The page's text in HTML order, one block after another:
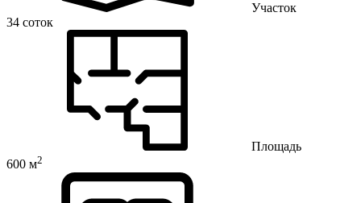
Участок
34 соток
Площадь
600 м2